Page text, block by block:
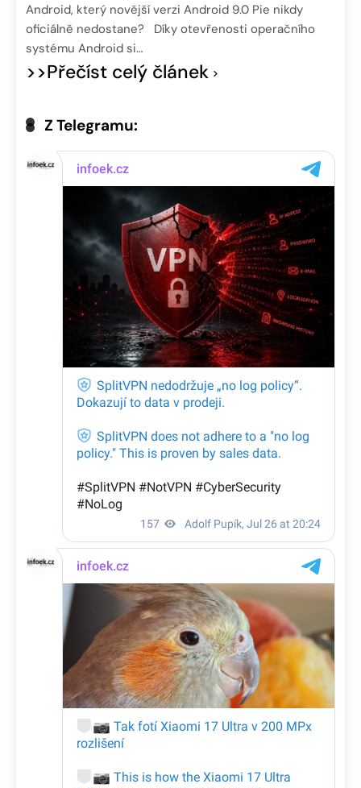
Android, který novější verzi Android 9.0 Pie nikdy
oficiálně nedostane? Díky otevřenosti operačního
systému Android si…
>>Přečíst celý článek
Z Telegramu: